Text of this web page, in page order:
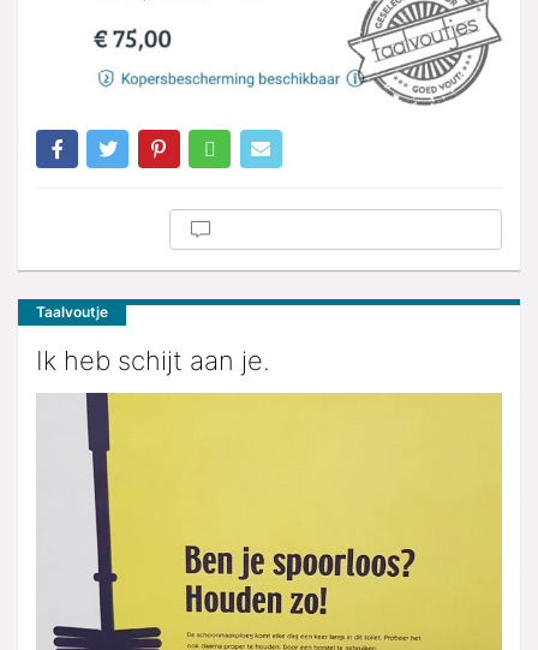
Taalvoutje
Ik heb schijt aan je.